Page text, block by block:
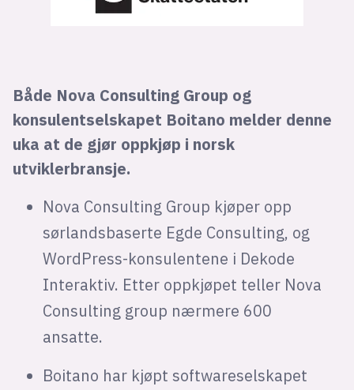
Både Nova Consulting Group og
konsulentselskapet Boitano melder denne
uka at de gjør oppkjøp i norsk
utviklerbransje.
Nova Consulting Group kjøper opp
sørlandsbaserte Egde Consulting, og
WordPress-konsulentene i Dekode
Interaktiv. Etter oppkjøpet teller Nova
Consulting group nærmere 600
ansatte.
Boitano har kjøpt softwareselskapet